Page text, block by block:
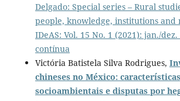
Delgado: Special series – Rural
people, knowledge, institutions and
IDeAS: Vol. 15 No. 1 (2021): jan./
contínua
Victória Batistela Silva Rodrigues,
chineses no México:
socioambientais e disputas por